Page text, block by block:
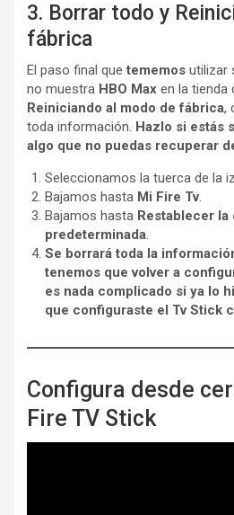
3. Borrar todo y
fábrica
El paso final quetememos utilizar
no muestra HBO Max en la tienda
Reiniciando al modo de fábrica,
toda información. Hazlo si estás
algo que no puedas recuperar
Seleccionamos la tuerca de la
Bajamos hasta Mi Fire Tv.
Bajamos hasta Restablecer
predeterminada.
Se borrará toda la
tenemos que volver a
es nada complicado si ya lo
que configuraste el Tv Stick
Configura desde
Fire TV Stick